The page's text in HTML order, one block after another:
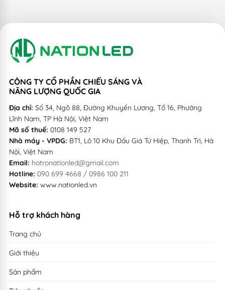
CÔNG TY CỔ PHẦN CHIẾU SÁNG VÀ
NĂNG LƯỢNG QUỐC GIA
Địa chỉ: Số 34, Ngõ 88, Đường Khuyến Lương, Tổ 16, Phường
Lĩnh Nam, TP Hà Nội, Việt Nam
Mã số thuế: 0108 149 527
Nhà máy - VPDG: BT1, Lô 10 Khu Đấu Giá Tứ Hiệp, Thanh Trì, Hà
Nội, Việt Nam
Email: hotronationled@gmail.com
Hotline: 090 699 4668 / 0986 100 211
Website: www.nationled.vn
Hỗ trợ khách hàng
Trang chủ
Giới thiệu
Sản phẩm